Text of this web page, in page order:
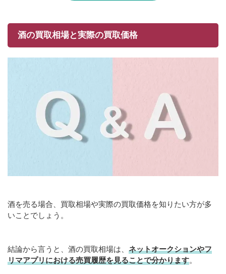
酒の買取相場と実際の買取価格
酒を売る場合、買取相場や実際の買取価格を知りたい方が多
いことでしょう。
結論から言うと、酒の買取相場は、 ネットオークションやフ
リマアプリにおける売買履歴を見ることで分かります。